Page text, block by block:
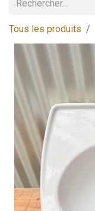
Tous les produits